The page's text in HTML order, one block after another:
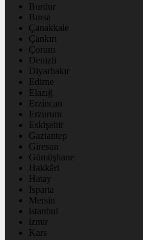
Burdur
Bursa
Çanakkale
Çankırı
Çorum
Denizli
Diyarbakır
Edirne
Elazığ
Erzincan
Erzurum
Eskişehir
Gaziantep
Giresun
Gümüşhane
Hakkâri
Hatay
Isparta
Mersin
istanbul
izmir
Kars